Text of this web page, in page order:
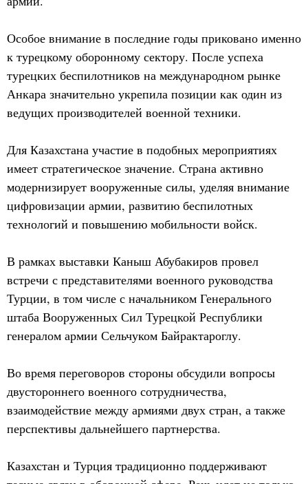
Особое внимание в последние годы приковано именно
к турецкому оборонному сектору. После успеха
турецких беспилотников на международном рынке
Анкара значительно укрепила позиции как один из
ведущих производителей военной техники.
Для Казахстана участие в подобных мероприятиях
имеет стратегическое значение. Страна активно
модернизирует вооруженные силы, уделяя внимание
цифровизации армии, развитию беспилотных
технологий и повышению мобильности войск.
В рамках выставки Каныш Абубакиров провел
встречи с представителями военного руководства
Турции, в том числе с начальником Генерального
штаба Вооруженных Сил Турецкой Республики
генералом армии Сельчуком Байрактароглу.
Во время переговоров стороны обсудили вопросы
двустороннего военного сотрудничества,
взаимодействие между армиями двух стран, а также
перспективы дальнейшего партнерства.
Казахстан и Турция традиционно поддерживают